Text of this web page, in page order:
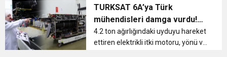
Savunma Sanayii Başkanı Demir,
teknolojinin en büyük itici gücünün
insan kaynağı old...
TURKSAT 6A’ya Türk
mühendisleri damga vurdu!
Dünyada sadece 5-6 ülke
yapabiliyor
4.2 ton ağırlığındaki uyduyu hareket
ettiren elektrikli itki motoru, yönü ve